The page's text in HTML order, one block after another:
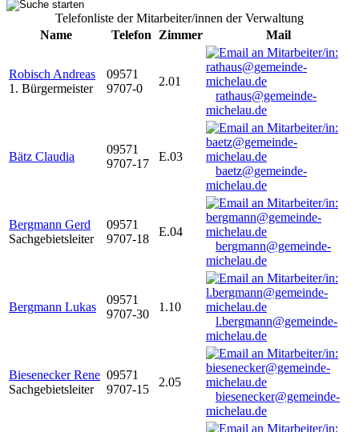
Telefonliste der Mitarbeiter/innen der Verwaltung
Name
Telefon Zimmer Mail
Robisch Andreas
1. Bürgermeister
09571
9707-0
2.01
rathaus@gemeinde-
michelau.de
Bätz Claudia
09571
9707-17
E.03
baetz@gemeinde-
michelau.de
Bergmann Gerd
Sachgebietsleiter
09571
9707-18
E.04
bergmann@gemeinde-
michelau.de
Bergmann Lukas
09571
9707-30
1.10
l.bergmann@gemeinde-
michelau.de
Biesenecker Rene
Sachgebietsleiter
09571
9707-15
2.05
biesenecker@gemeinde-
michelau.de